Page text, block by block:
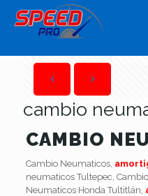
cambio
CAMBIO
Cambio Neumaticos,
neumaticos Tultepec,
Neumaticos Honda Tultitlán,